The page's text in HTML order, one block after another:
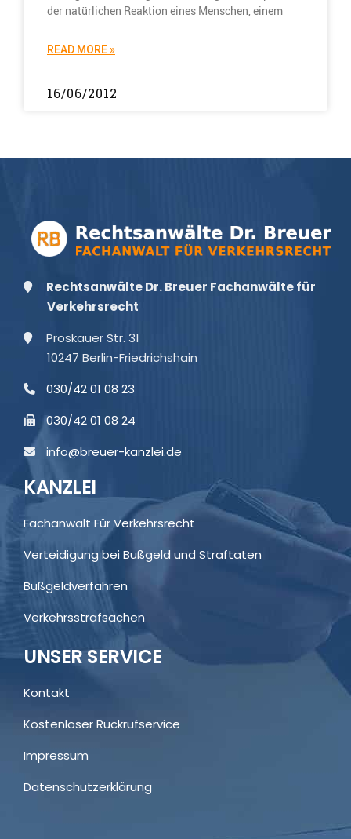
der natürlichen Reaktion eines Menschen, einem
READ MORE »
16/06/2012
Rechtsanwälte Dr. Breuer Fachanwälte für
Verkehrsrecht
Proskauer Str. 31
10247 Berlin-Friedrichshain
030/42 01 08 23
030/42 01 08 24
info@breuer-kanzlei.de
KANZLEI
Fachanwalt Für Verkehrsrecht
Verteidigung bei Bußgeld und Straftaten
Bußgeldverfahren
Verkehrsstrafsachen
UNSER SERVICE
Kontakt
Kostenloser Rückrufservice
Impressum
Datenschutzerklärung